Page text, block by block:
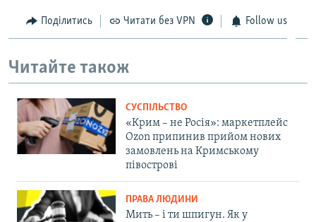
Поділитись Читати без VPN Follow us
Читайте також
СУСПІЛЬСТВО
«Крим – не Росія»: маркетплейс
Ozon припинив прийом нових
замовлень на Кримському
півострові
ПРАВА ЛЮДИНИ
Мить – і ти шпигун. Як у